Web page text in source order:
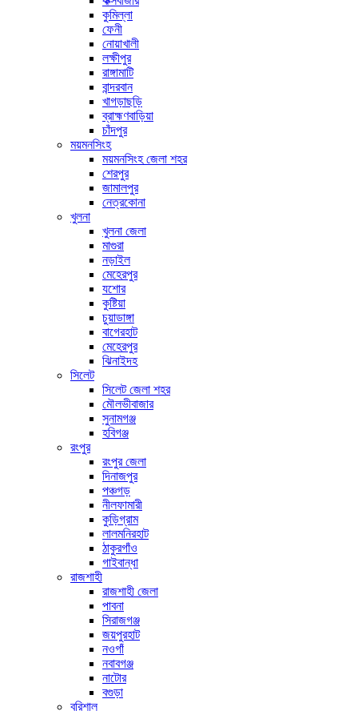
কুমিল্লা
ফেনী
নোয়াখালী
লক্ষীপুর
রাঙ্গামাটি
বান্দরবান
খাগড়াছড়ি
ব্রাহ্মণবাড়িয়া
চাঁদপুর
ময়মনসিংহ
ময়মনসিংহ জেলা শহর
শেরপুর
জামালপুর
নেত্রকোনা
খুলনা
খুলনা জেলা
মাগুরা
নড়াইল
মেহেরপুর
যশোর
কুষ্টিয়া
চুয়াডাঙ্গা
বাগেরহাট
মেহেরপুর
ঝিনাইদহ
সিলেট
সিলেট জেলা শহর
মৌলভীবাজার
সুনামগঞ্জ
হবিগঞ্জ
রংপুর
রংপুর জেলা
দিনাজপুর
পঞ্চগড়
নীলফামারী
কুড়িগ্রাম
লালমনিরহাট
ঠাকুরগাঁও
গাইবান্ধা
রাজশাহী
রাজশাহী জেলা
পাবনা
সিরাজগঞ্জ
জয়পুরহাট
নওগাঁ
নবাবগঞ্জ
নাটোর
বগুড়া
বরিশাল